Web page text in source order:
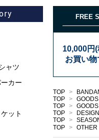
FREE
10,000円
お買い
TOP >
TOP > GOODS
TOP > GOODS
TOP > DESIGN
TOP >
TOP > OTHER
ャツ
カー
ット